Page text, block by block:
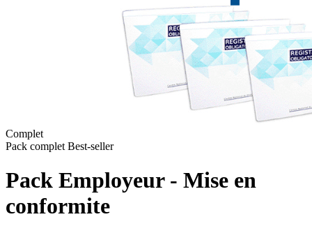
Complet
Pack complet Best-seller
Pack Employeur - Mise en
conformite